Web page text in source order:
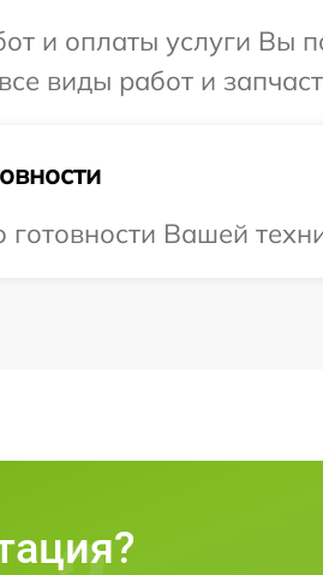
и оплаты услуги Вы
виды работ и
Вашей